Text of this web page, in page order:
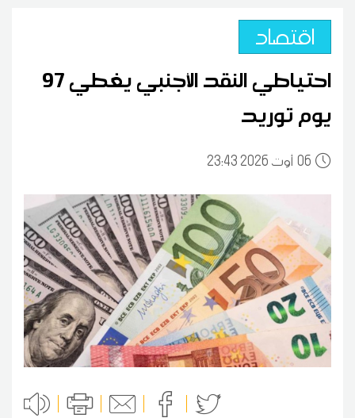
اقتصاد
احتياطي النقد الأجنبي يغطي 97
يوم توريد
0623:43 2026 أوت